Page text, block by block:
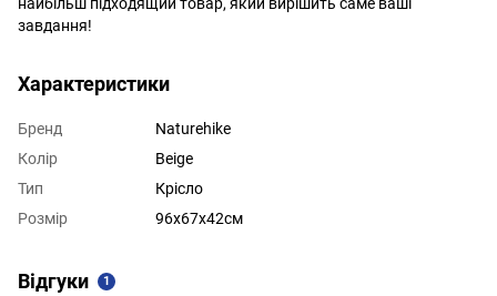
найбільш підходящий товар, який вирішить саме ваші
завдання!
Характеристики
Бренд
Naturehike
Колір
Beige
Тип
Крісло
Розмір
96х67х42см
Відгуки 1